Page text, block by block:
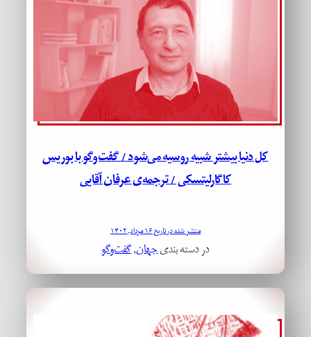
کل دنیا بیشتر شبیه روسیه می‌شود / گفت‌وگو با بوریس
کاگارلیتسکی / ترجمه‌ی عرفان آقایی
منتشر شده در تاریخ ۱۶ مرداد, ۱۴۰۲
در دسته بندیجهان, گفت‌وگو